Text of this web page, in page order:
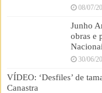
08/07/
Junho
obras e
30/06/
VÍDEO: ‘Desfiles’ de
Canastra